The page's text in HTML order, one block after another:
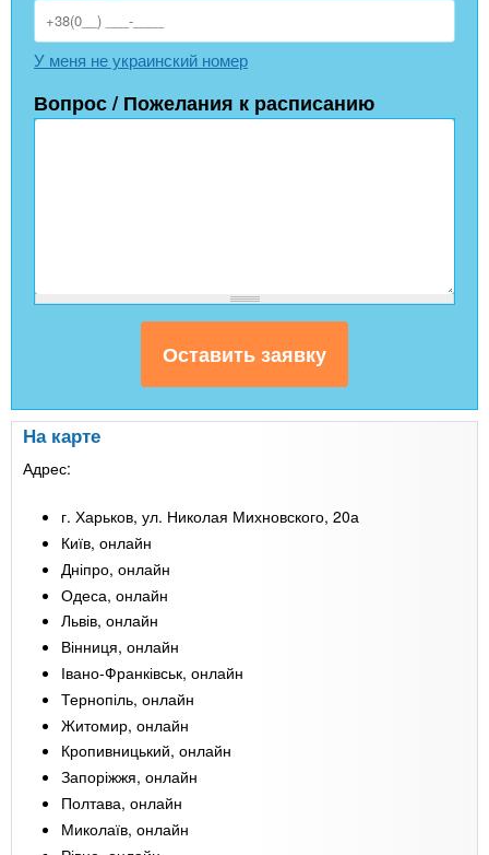
У меня не украинский номер
Вопрос / Пожелания к расписанию
На карте
Адрес:
г. Харьков, ул. Николая Михновского, 20а
Київ, онлайн
Дніпро, онлайн
Одеса, онлайн
Львів, онлайн
Вінниця, онлайн
Івано-Франківськ, онлайн
Тернопіль, онлайн
Житомир, онлайн
Кропивницький, онлайн
Запоріжжя, онлайн
Полтава, онлайн
Миколаїв, онлайн